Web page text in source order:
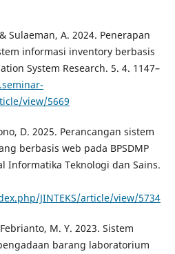
Sulaeman, A. 2024. Penerapan
informasi inventory berbasis
System Research. 5. 4. 1147–
view/5669
D. 2025. Perancangan sistem
berbasis web pada BPSDMP
Informatika Teknologi dan Sains.
JINTEKS/article/view/5734
M. Y. 2023. Sistem
barang laboratorium